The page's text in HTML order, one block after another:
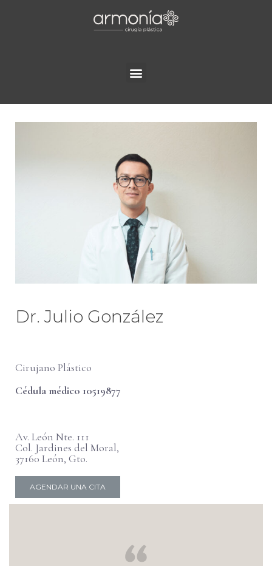
Dr. Julio González
Cirujano Plástico
Cédula médico 10519877
Av. León Nte. 111
Col. Jardines del Moral,
37160 León, Gto.
AGENDAR UNA CITA